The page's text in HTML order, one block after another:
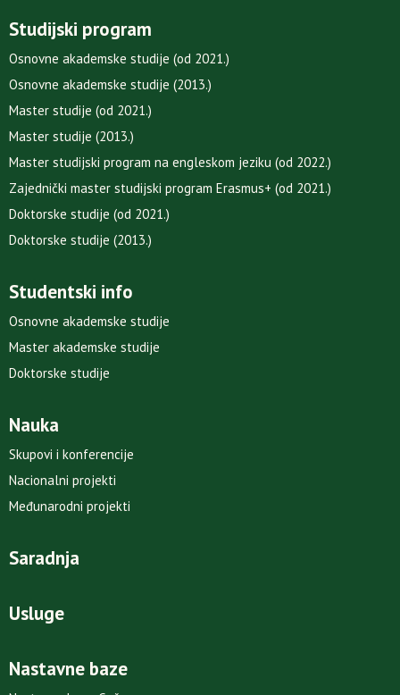
Studijski program
Osnovne akademske studije (od 2021.)
Osnovne akademske studije (2013.)
Master studije (od 2021.)
Master studije (2013.)
Master studijski program na engleskom jeziku (od 2022.)
Zajednički master studijski program Erasmus+ (od 2021.)
Doktorske studije (od 2021.)
Doktorske studije (2013.)
Studentski info
Osnovne akademske studije
Master akademske studije
Doktorske studije
Nauka
Skupovi i konferencije
Nacionalni projekti
Međunarodni projekti
Saradnja
Usluge
Nastavne baze